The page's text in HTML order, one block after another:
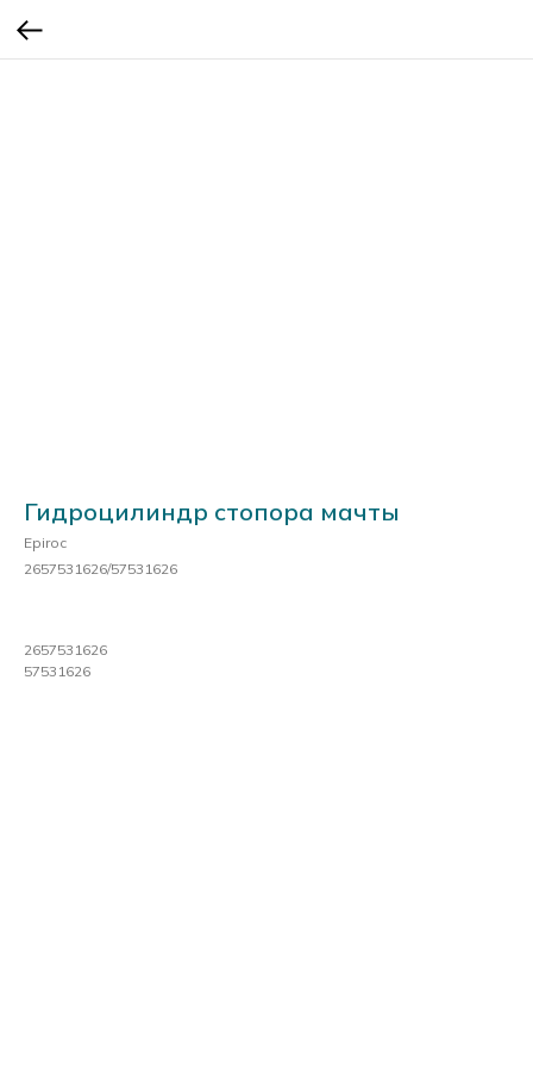
Гидроцилиндр стопора мачты
Epiroc
2657531626/57531626
2657531626
57531626